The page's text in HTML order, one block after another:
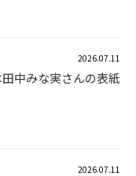
2026.07.11
田中みな実さんの表紙
2026.07.11